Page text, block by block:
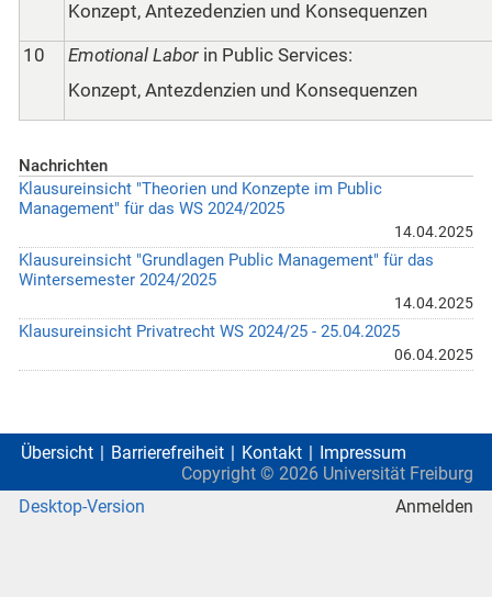
Konzept, Antezedenzien und Konsequenzen
10 Emotional Labor in Public Services:
Konzept, Antezdenzien und Konsequenzen
Nachrichten
Klausureinsicht "Theorien und Konzepte im Public
Management" für das WS 2024/2025
14.04.2025
Klausureinsicht "Grundlagen Public Management" für das
Wintersemester 2024/2025
14.04.2025
Klausureinsicht Privatrecht WS 2024/25 - 25.04.2025
06.04.2025
Übersicht Barrierefreiheit Kontakt
Impressum
Copyright © 2026 Universität Freiburg
Desktop-Version
Anmelden